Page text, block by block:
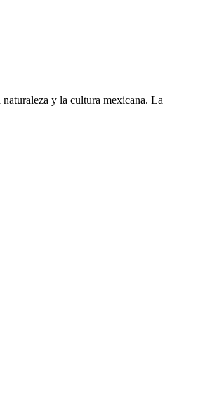
naturaleza y la cultura mexicana. La